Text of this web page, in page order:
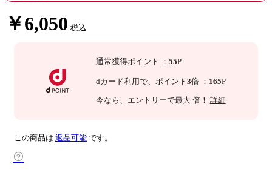
￥6,050 税込
通常獲得ポイント ： 55P
dカード利用で、 ポイント 3倍 ： 165P
今なら 、エントリーで最大 倍！ 詳細
この商品は 返品可能 です。